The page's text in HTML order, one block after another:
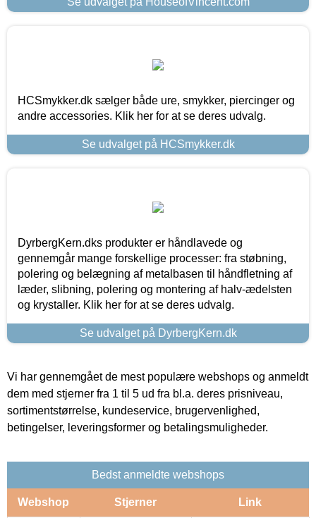
HCSmykker.dk sælger både ure, smykker, piercinger og
andre accessories. Klik her for at se deres udvalg.
Se udvalget på HCSmykker.dk
DyrbergKern.dks produkter er håndlavede og
gennemgår mange forskellige processer: fra støbning,
polering og belægning af metalbasen til håndfletning af
læder, slibning, polering og montering af halv-ædelsten
og krystaller. Klik her for at se deres udvalg.
Se udvalget på DyrbergKern.dk
Vi har gennemgået de mest populære webshops og anmeldt
dem med stjerner fra 1 til 5 ud fra bl.a. deres prisniveau,
sortimentstørrelse, kundeservice, brugervenlighed,
betingelser, leveringsformer og betalingsmuligheder.
Bedst anmeldte webshops
Webshop Stjerner Link